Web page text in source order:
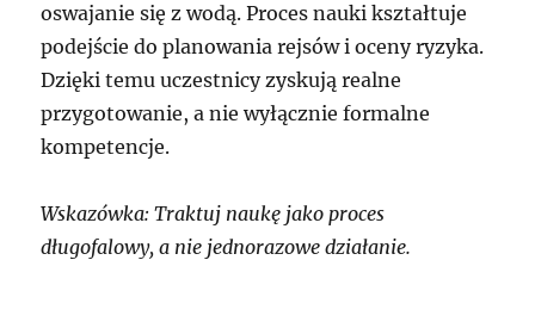
oswajanie się z wodą. Proces nauki kształtuje
podejście do planowania rejsów i oceny ryzyka.
Dzięki temu uczestnicy zyskują realne
przygotowanie, a nie wyłącznie formalne
kompetencje.
Wskazówka: Traktuj naukę jako proces
długofalowy, a nie jednorazowe działanie.